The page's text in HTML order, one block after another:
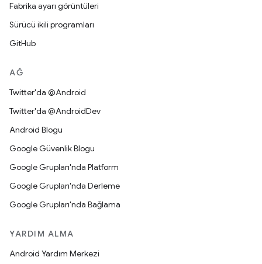
Fabrika ayarı görüntüleri
Sürücü ikili programları
GitHub
AĞ
Twitter'da @Android
Twitter'da @AndroidDev
Android Blogu
Google Güvenlik Blogu
Google Grupları'nda Platform
Google Grupları'nda Derleme
Google Grupları'nda Bağlama
YARDIM ALMA
Android Yardım Merkezi